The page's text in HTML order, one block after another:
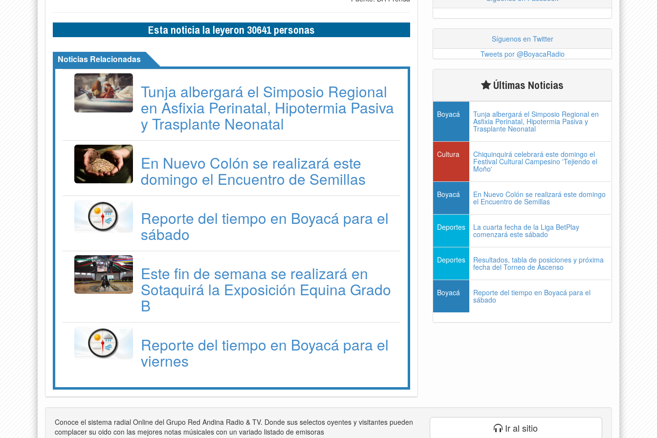
Esta noticia la leyeron 30641 personas
Noticias Relacionadas
Tunja albergará el Simposio Regional
en Asfixia Perinatal, Hipotermia Pasiva
y Trasplante Neonatal
En Nuevo Colón se realizará este
domingo el Encuentro de Semillas
Reporte del tiempo en Boyacá para el
sábado
Este fin de semana se realizará en
Sotaquirá la Exposición Equina Grado
B
Reporte del tiempo en Boyacá para el
viernes
Síguenos en Twitter
Tweets por @BoyacaRadio
Últimas Noticias
Boyacá Tunja albergará el Simposio Regional en
Asfixia Perinatal, Hipotermia Pasiva y
Trasplante Neonatal
Cultura Chiquinquirá celebrará este domingo el
Festival Cultural Campesino 'Tejiendo el
Moño'
Boyacá En Nuevo Colón se realizará este domingo
el Encuentro de Semillas
Deportes La cuarta fecha de la Liga BetPlay
comenzará este sábado
Deportes Resultados, tabla de posiciones y próxima
fecha del Torneo de Ascenso
Boyacá Reporte del tiempo en Boyacá para el
sábado
Conoce el sistema radial Online del Grupo Red Andina Radio & TV. Donde sus selectos oyentes y visitantes pueden
complacer su oido con las mejores notas músicales con un variado listado de emisoras
Ir al sitio